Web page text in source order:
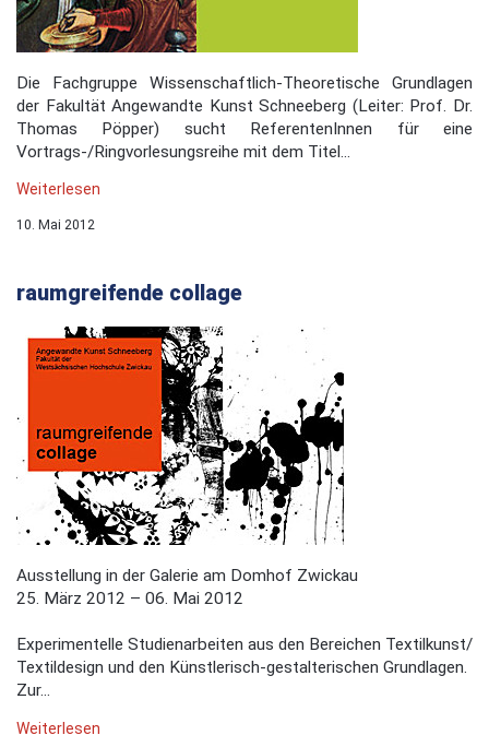
Die Fachgruppe Wissenschaftlich-Theoretische Grundlagen
der Fakultät Angewandte Kunst Schneeberg (Leiter: Prof. Dr.
Thomas Pöpper) sucht ReferentenInnen für eine
Vortrags-/Ringvorlesungsreihe mit dem Titel...
Weiterlesen
10. Mai 2012
raumgreifende collage
Ausstellung in der Galerie am Domhof Zwickau
25. März 2012 – 06. Mai 2012
Experimentelle Studienarbeiten aus den Bereichen Textilkunst/
Textildesign und den Künstlerisch-gestalterischen Grundlagen.
Zur...
Weiterlesen